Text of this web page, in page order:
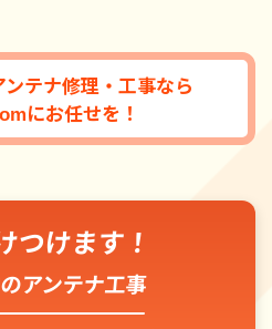
ンテナ修理・工事なら
にお任せを！
つけます！
アンテナ工事